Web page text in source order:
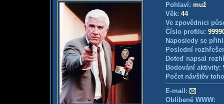
Pohlaví: muž
Věk: 44
Ve zpovědnici
Číslo profilu:
Naposledy se
Poslední
Doteď napsal
Bodování aktivity:
Počet návštěv
E-mail:
Oblíbené WWW: